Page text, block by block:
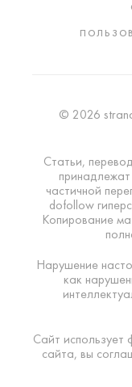
© 2026
Статьи,
частичной
dofollow
Копирование
Нарушение
как
Сайт
сайта, вы